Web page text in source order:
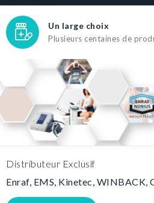
A votre écoute
Des références
Distributeur Exclusif
Enraf, EMS, Kinetec, WINBACK,
Distributeur Exclusif
Enraf, EMS, Kinetec, WINBACK,
Distributeur Exclusif
Enraf, EMS, Kinetec, WINBACK,
Distributeur
Enraf, EMS, Kinetec,
Distributeur Exclusif
Enraf, EMS, Kinetec, WINBACK,